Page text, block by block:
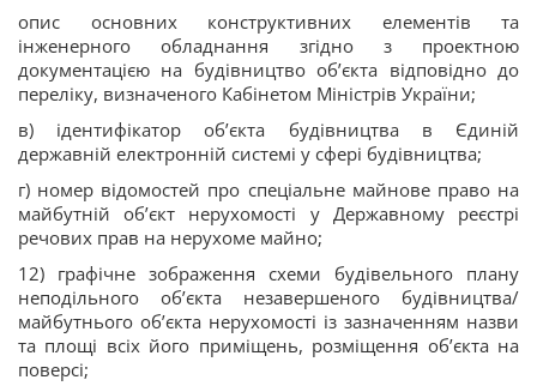
опис основних конструктивних елементів та
інженерного обладнання згідно з проектною
документацією на будівництво об’єкта відповідно до
переліку, визначеного Кабінетом Міністрів України;
в) ідентифікатор об’єкта будівництва в Єдиній
державній електронній системі у сфері будівництва;
г) номер відомостей про спеціальне майнове право на
майбутній об’єкт нерухомості у Державному реєстрі
речових прав на нерухоме майно;
12) графічне зображення схеми будівельного плану
неподільного об’єкта незавершеного будівництва/
майбутнього об’єкта нерухомості із зазначенням назви
та площі всіх його приміщень, розміщення об’єкта на
поверсі;